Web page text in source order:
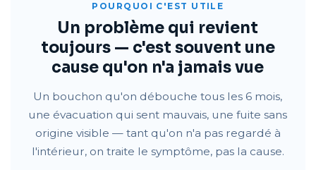
POURQUOI C'EST UTILE
Un problème qui revient
toujours — c'est souvent une
cause qu'on n'a jamais vue
Un bouchon qu'on débouche tous les 6 mois,
une évacuation qui sent mauvais, une fuite sans
origine visible — tant qu'on n'a pas regardé à
l'intérieur, on traite le symptôme, pas la cause.